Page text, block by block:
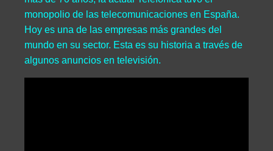
monopolio de las telecomunicaciones en España.
Hoy es una de las empresas más grandes del
mundo en su sector. Esta es su historia a través de
algunos anuncios en televisión.